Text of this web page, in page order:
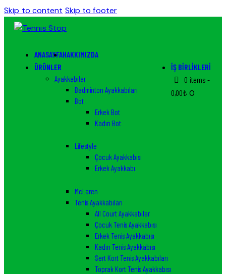
Skip to content Skip to footer
ANASAYFAHAKKIMIZDA
ÜRÜNLER
Ayakkabılar
Badminton Ayakkabıları
Bot
Erkek Bot
Kadın Bot
Lifestyle
Çocuk Ayakkabısı
Erkek Ayakkabı
McLaren
Tenis Ayakkabıları
All Court Ayakkabılar
Çocuk Tenis Ayakkabısı
Erkek Tenis Ayakkabısı
Kadın Tenis Ayakkabısı
Sert Kort Tenis Ayakkabıları
Toprak Kort Tenis Ayakkabısı
İŞ BIRLIKLERI
0 items -
0,00₺ 0